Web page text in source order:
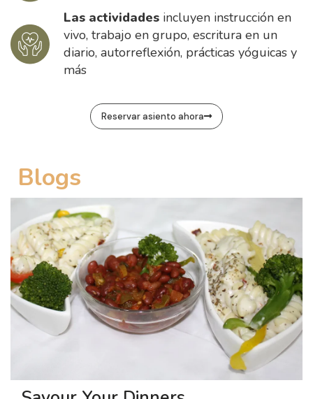
Las actividades incluyen instrucción en
vivo, trabajo en grupo, escritura en un
diario, autorreflexión, prácticas yóguicas y
más
Reservar asiento ahora
Blogs